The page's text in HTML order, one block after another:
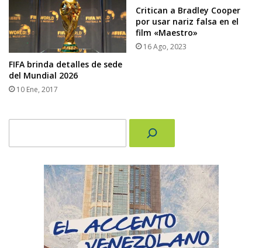
FIFA brinda detalles de sede
del Mundial 2026
10 Ene, 2017
Critican a Bradley Cooper
por usar nariz falsa en el
film «Maestro»
16 Ago, 2023